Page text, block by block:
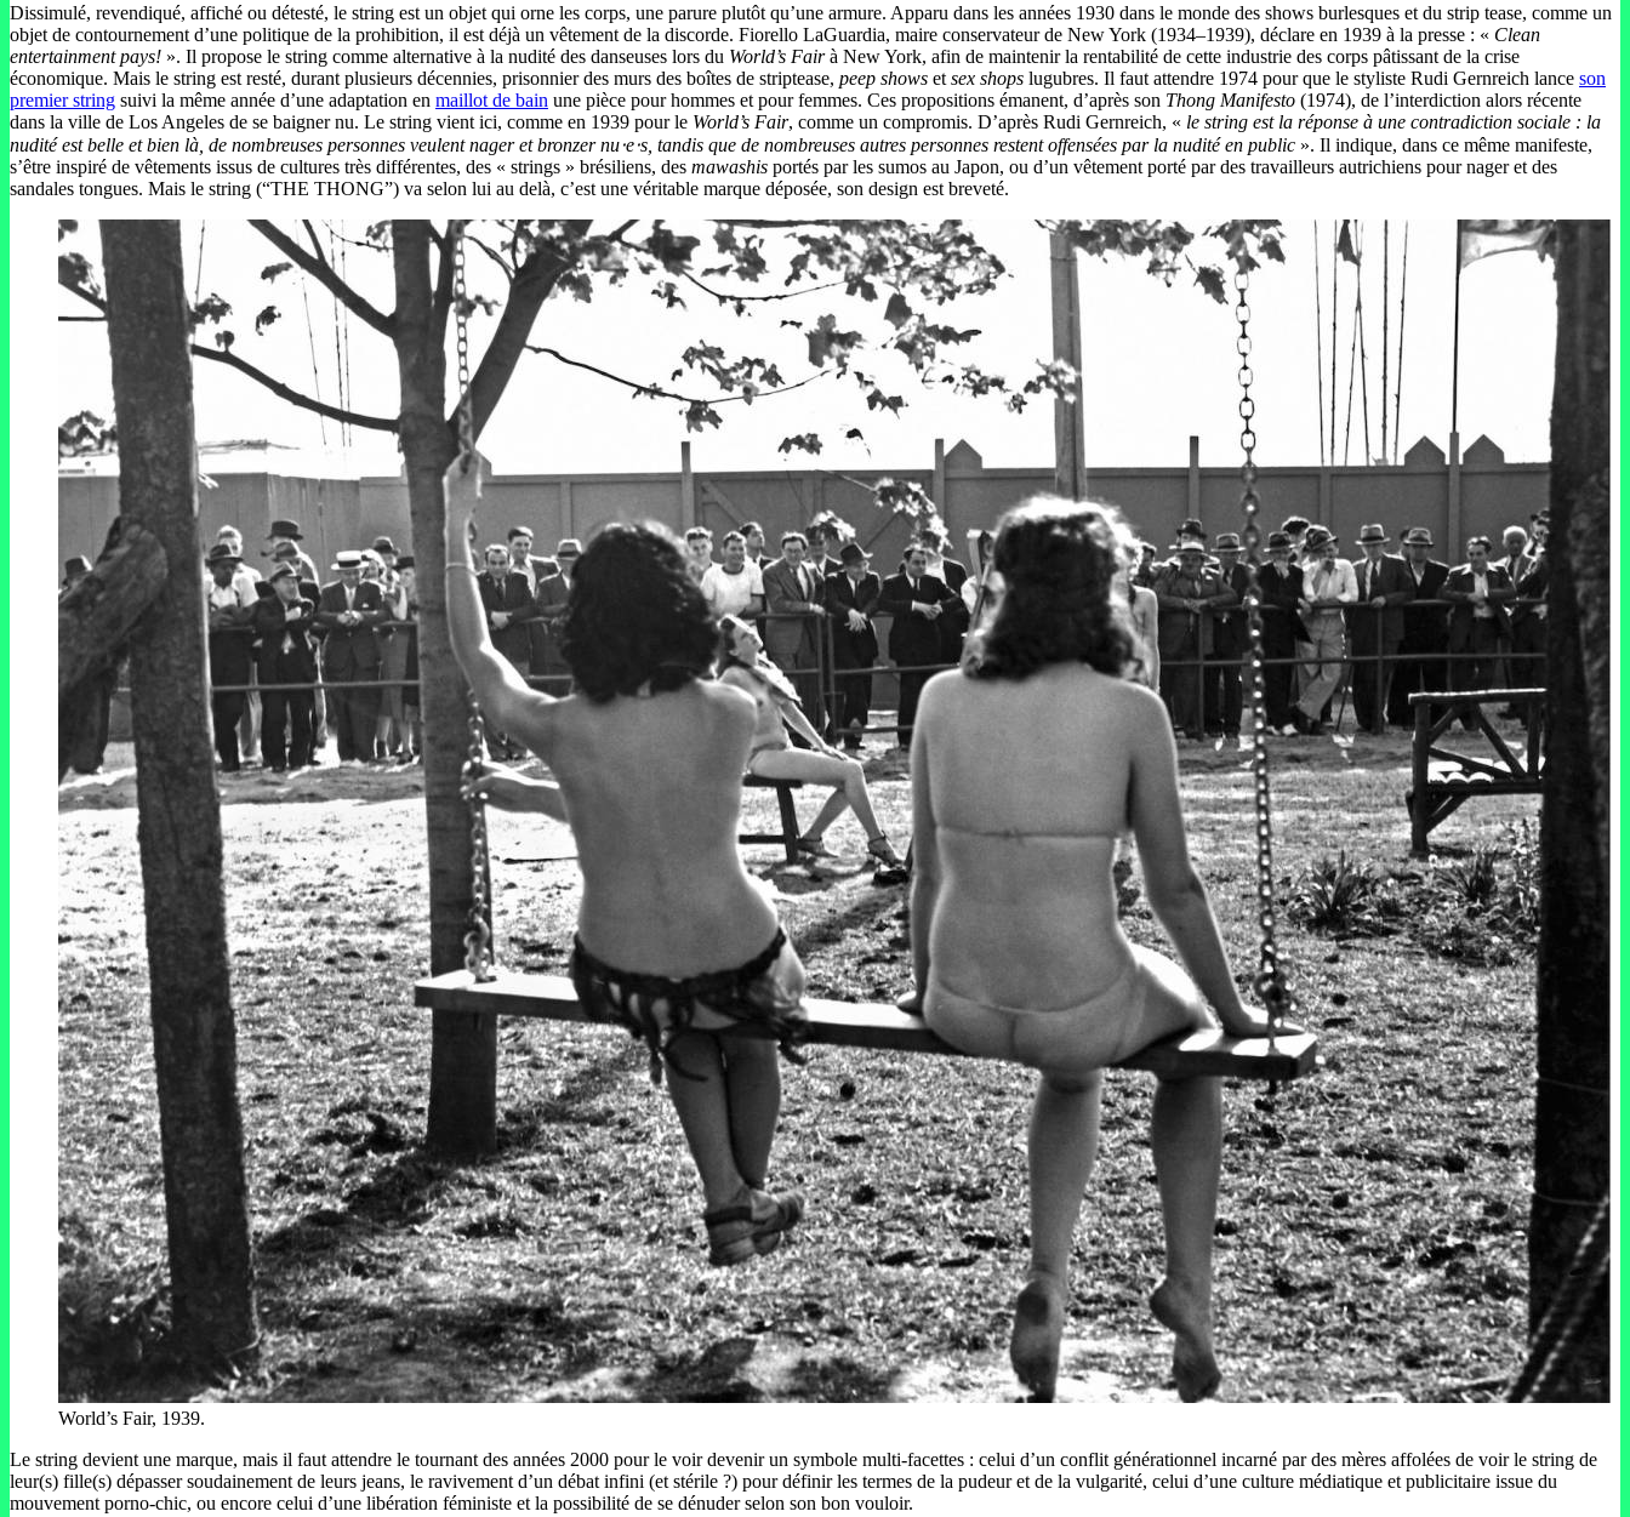
Dissimulé, revendiqué, affiché ou détesté, le string est un objet qui orne les corps, une parure plutôt qu’une armure. Apparu dans les années 1930 dans le monde des shows burlesques et du strip tease, comme un
objet de contournement d’une politique de la prohibition, il est déjà un vêtement de la discorde. Fiorello LaGuardia, maire conservateur de New York (1934–1939), déclare en 1939 à la presse : « Clean
entertainment pays! ». Il propose le string comme alternative à la nudité des danseuses lors du World’s Fairà New York, afin de maintenir la rentabilité de cette industrie des corps pâtissant de la crise
économique. Mais le string est resté, durant plusieurs décennies, prisonnier des murs des boîtes de striptease, peep shows et sex shops lugubres. Il faut attendre 1974 pour que le styliste Rudi Gernreich lance son
premier string suivi la même année d’une adaptation en maillot de bain une pièce pour hommes et pour femmes. Ces propositions émanent, d’après son Thong Manifesto (1974), de l’interdiction alors récente
dans la ville de Los Angeles de se baigner nu. Le string vient ici, comme en 1939 pour le World’s Fair, comme un compromis. D’après Rudi Gernreich, « le string est la réponse à une contradiction sociale : la
nudité est belle et bien là, de nombreuses personnes veulent nager et bronzer nu⋅e⋅s, tandis que de nombreuses autres personnes restent offensées par la nudité en public ». Il indique, dans ce même manifeste,
s’être inspiré de vêtements issus de cultures très différentes, des « strings » brésiliens, des mawashis portés par les sumos au Japon, ou d’un vêtement porté par des travailleurs autrichiens pour nager et des
sandales tongues. Mais le string (“THE THONG”) va selon lui au delà, c’est une véritable marque déposée, son design est breveté.
World’s Fair, 1939.
Le string devient une marque, mais il faut attendre le tournant des années 2000 pour le voir devenir un symbole multi-facettes : celui d’un conflit générationnel incarné par des mères affolées de voir le string de
leur(s) fille(s) dépasser soudainement de leurs jeans, le ravivement d’un débat infini (et stérile ?) pour définir les termes de la pudeur et de la vulgarité, celui d’une culture médiatique et publicitaire issue du
mouvement porno-chic, ou encore celui d’une libération féministe et la possibilité de se dénuder selon son bon vouloir.